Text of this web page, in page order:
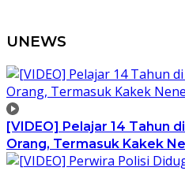
UNEWS
[VIDEO] Pelajar 14 Tahun
Orang, Termasuk Kakek